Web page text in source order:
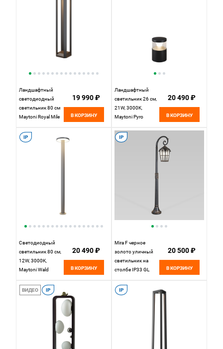
Ландшафтный
светодиодный
светильник 80 см
Maytoni Royal Mile
13W LED, 3000K,
серый
19 990 ₽
В КОРЗИНУ
Ландшафтный
светильник 26 см,
21W, 3000K,
Maytoni Pyro
черный
20 490 ₽
В КОРЗИНУ
IP
Светодиодный
светильник 80 см,
12W, 3000K,
Maytoni Wald
графит
20 490 ₽
В КОРЗИНУ
IP
Mira F черное
золото уличный
светильник на
столбе IP33 GL
Elektrostandard
20 500 ₽
В КОРЗИНУ
ВИДЕО IP IP